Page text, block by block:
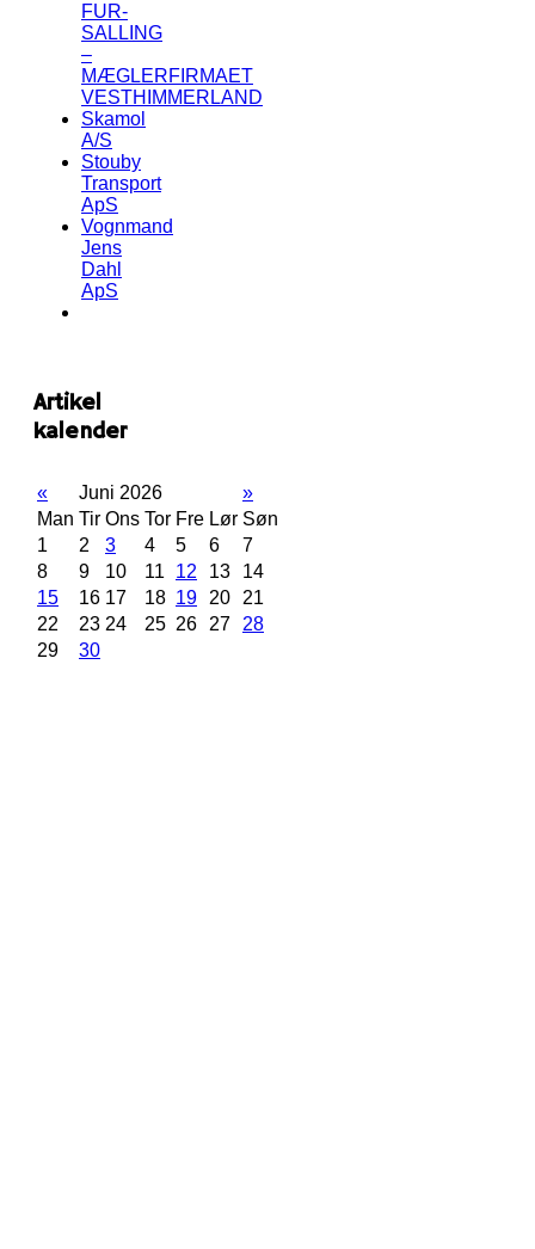
FUR-
SALLING
–
MÆGLERFIRMAET
VESTHIMMERLAND
Skamol
A/S
Stouby
Transport
ApS
Vognmand
Jens
Dahl
ApS
Artikel
kalender
« Juni 2026
»
Man Tir Ons Tor Fre Lør Søn
1
2 3 4 5 6
7
8
9 10 11 12 13
14
15
16 17 18 19 20
21
22
23 24 25 26 27
28
29
30